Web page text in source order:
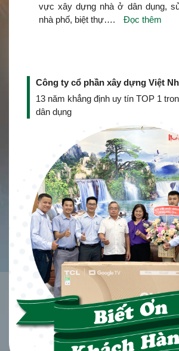
vực xây dựng nhà ở dân dụng,
nhà phố, biệt thự….
Đọc thêm
Công ty cổ phần xây dựng Việt
13 năm khẳng định uy tín TOP 1
dân dụng